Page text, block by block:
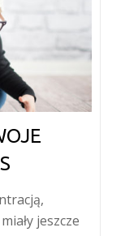
jeszcze